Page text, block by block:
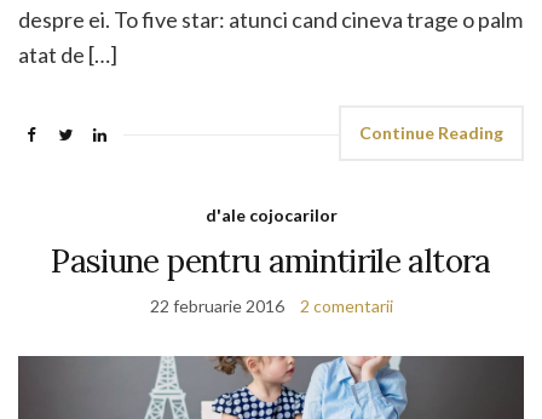
despre ei. To five star: atunci cand cineva trage o palm
atat de […]
Continue Reading
d'ale cojocarilor
Pasiune pentru amintirile altora
22 februarie 2016 2 comentarii